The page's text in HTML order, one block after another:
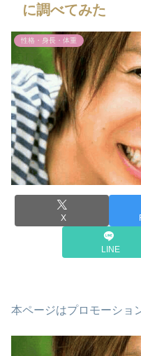
に調べてみた
性格・身長・体重
X
LINE
本ページはプロモーショ